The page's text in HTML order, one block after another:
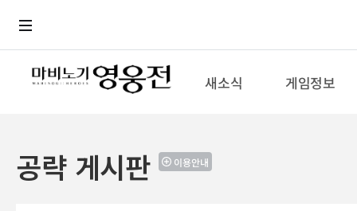
새소식 게임정보
공략 게시판 이용안내